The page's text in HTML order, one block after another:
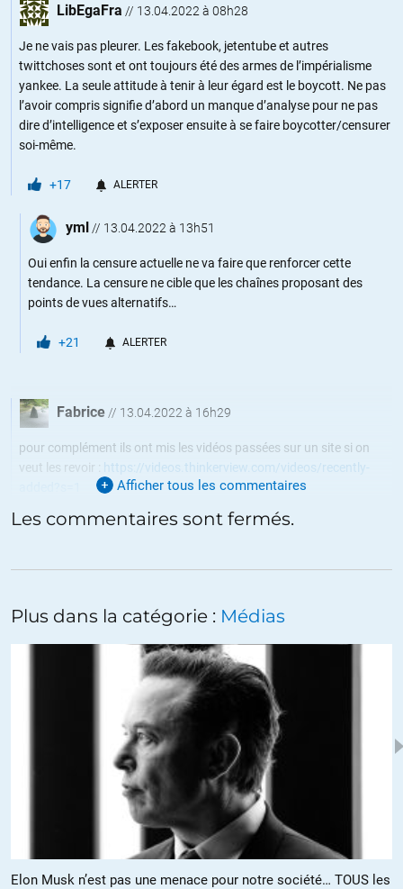
LibEgaFra // 13.04.2022 à 08h28
Je ne vais pas pleurer. Les fakebook, jetentube et autres
twittchoses sont et ont toujours été des armes de l’impérialisme
yankee. La seule attitude à tenir à leur égard est le boycott. Ne pas
l’avoir compris signifie d’abord un manque d’analyse pour ne pas
dire d’intelligence et s’exposer ensuite à se faire boycotter/censurer
soi-même.
+17 ALERTER
yml // 13.04.2022 à 13h51
Oui enfin la censure actuelle ne va faire que renforcer cette
tendance. La censure ne cible que les chaînes proposant des
points de vues alternatifs…
+21 ALERTER
Fabrice // 13.04.2022 à 16h29
pour complément ils ont mis les vidéos passées sur un site si on
veut les revoir : https://videos.thinkerview.com/videos/recently-
après censure et/ou piratage l’avenir le dira mais à mon avis on
contrôler l’information et limiter la pluralité.
+13
14.04.2022 à 20h59
ThinkerView a été victime d’un hacker qui profitait de la chaine pour
attirer les abonnés dans des achats bidons de bitcoin. Youtube a
interrompu la chaine pour cette raison.
ALERTER
Yann//13.04.2022 à 07h26
Afficher tous les commentaires
Les commentaires sont fermés.
Plus dans la catégorie : Médias
Elon Musk n’est pas une menace pour notre société… TOUS les